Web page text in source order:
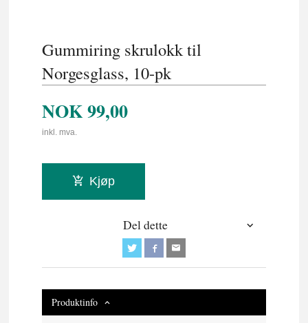
Gummiring skrulokk til
Norgesglass, 10-pk
NOK99,00
inkl. mva.
Kjøp
Del dette
Produktinfo